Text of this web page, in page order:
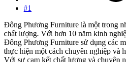
#1
Đông Phương Furniture là một trong
chất lượng. Với hơn 10 năm kinh
Đông Phương Furniture sử dụng các
thực hiện một cách chuyên nghiệp và
Với sự cam kết chất lượng và chuyên